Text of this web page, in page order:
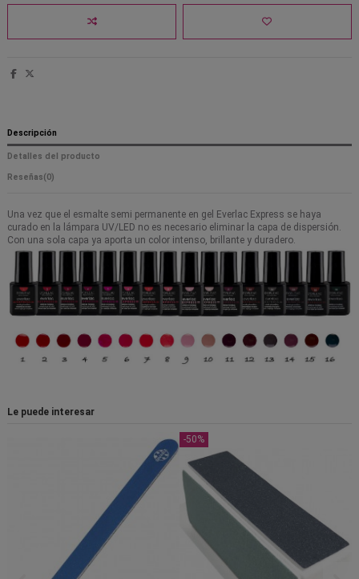
Descripción
Detalles del producto
Reseñas(0)
Una vez que el esmalte semi permanente en gel Everlac Express se haya
curado en la lámpara UV/LED no es necesario eliminar la capa de dispersión.
Con una sola capa ya aporta un color intenso, brillante y duradero.
Le puede interesar
-50%